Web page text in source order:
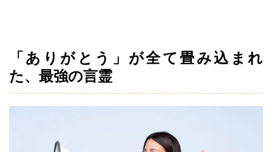
「ありがとう」が全て畳み込まれ
た、最強の言霊